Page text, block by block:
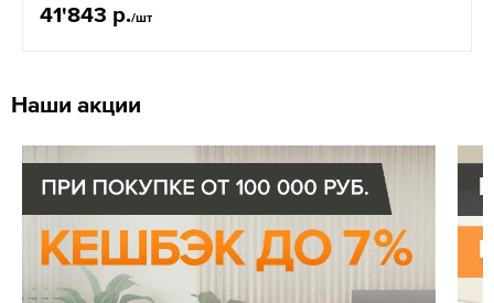
41'843 р./шт
Наши акции